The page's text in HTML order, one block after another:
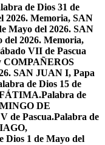
de Dios 31 de
2026. Memoria, SAN
Mayo del 2026. SAN
del 2026. Memoria,
VII de Pascua
COMPAÑEROS
SAN JUAN I, Papa
de Dios 15 de
FÁTIMA.Palabra de
DE
de Pascua.Palabra de
Dios 1 de Mayo del